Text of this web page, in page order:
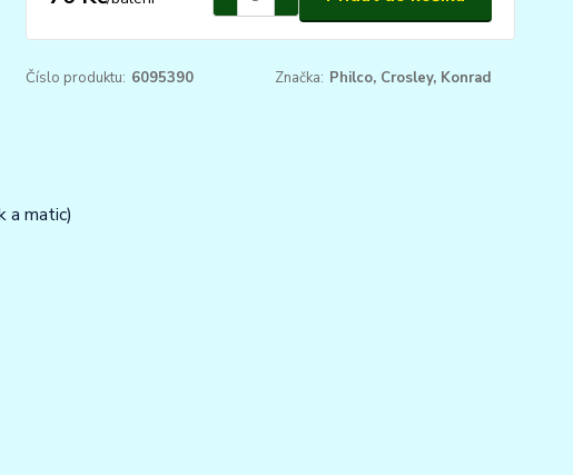
Číslo produktu: 6095390 Značka: Philco, Crosley, Konrad
a matic)